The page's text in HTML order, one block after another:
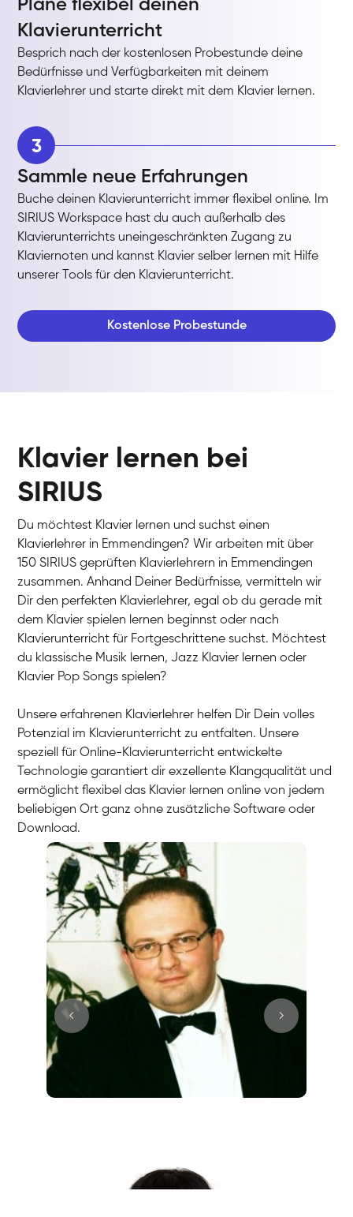
Plane flexibel deinen
Klavierunterricht
Besprich nach der kostenlosen Probestunde deine
Bedürfnisse und Verfügbarkeiten mit deinem
Klavierlehrer und starte direkt mit dem Klavier lernen.
3
Sammle neue Erfahrungen
Buche deinen Klavierunterricht immer flexibel online. Im
SIRIUS Workspace hast du auch außerhalb des
Klavierunterrichts uneingeschränkten Zugang zu
Klaviernoten und kannst Klavier selber lernen mit Hilfe
unserer Tools für den Klavierunterricht.
Kostenlose Probestunde
Klavier lernen bei
SIRIUS
Du möchtest Klavier lernen und suchst einen
Klavierlehrer in Emmendingen? Wir arbeiten mit über
150 SIRIUS geprüften Klavierlehrern in Emmendingen
zusammen. Anhand Deiner Bedürfnisse, vermitteln wir
Dir den perfekten Klavierlehrer, egal ob du gerade mit
dem Klavier spielen lernen beginnst oder nach
Klavierunterricht für Fortgeschrittene suchst. Möchtest
du klassische Musik lernen, Jazz Klavier lernen oder
Klavier Pop Songs spielen?
Unsere erfahrenen Klavierlehrer helfen Dir Dein volles
Potenzial im Klavierunterricht zu entfalten. Unsere
speziell für Online-Klavierunterricht entwickelte
Technologie garantiert dir exzellente Klangqualität und
ermöglicht flexibel das Klavier lernen online von jedem
beliebigen Ort ganz ohne zusätzliche Software oder
Download.